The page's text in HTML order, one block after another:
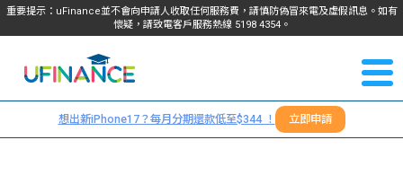
重要提示：uFinance並不會向申請人收取任何服務費，請慎防偽冒來電及虛假訊息。如有
懷疑，請致電客戶服務熱線 5198 4354。
我們
們
＋
想出新iPhone17？每月分期還款低至$344 ！ 立即申請